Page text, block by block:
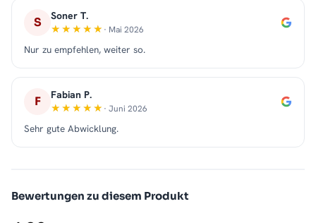
S Soner T.
· Mai 2026
Nur zu empfehlen, weiter so.
F Fabian P.
· Juni 2026
Sehr gute Abwicklung.
Bewertungen zu diesem Produkt